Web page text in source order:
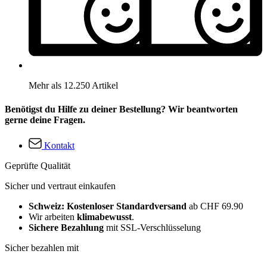
Mehr als 12.250 Artikel
Benötigst du Hilfe zu deiner Bestellung? Wir beantworten
gerne deine Fragen.
Kontakt
Geprüfte Qualität
Sicher und vertraut einkaufen
Schweiz: Kostenloser Standardversand ab CHF 69.90
Wir arbeiten klimabewusst.
Sichere Bezahlung mit SSL-Verschlüsselung
Sicher bezahlen mit